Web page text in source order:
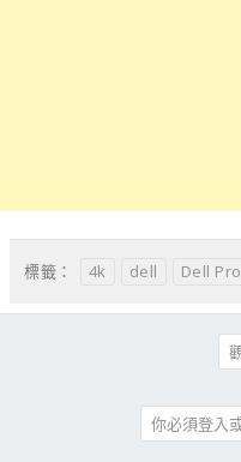
標籤： 4k dell Dell
你必須登入